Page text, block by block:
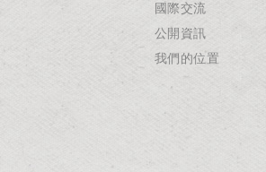
國際交流
公開資訊
我們的位置